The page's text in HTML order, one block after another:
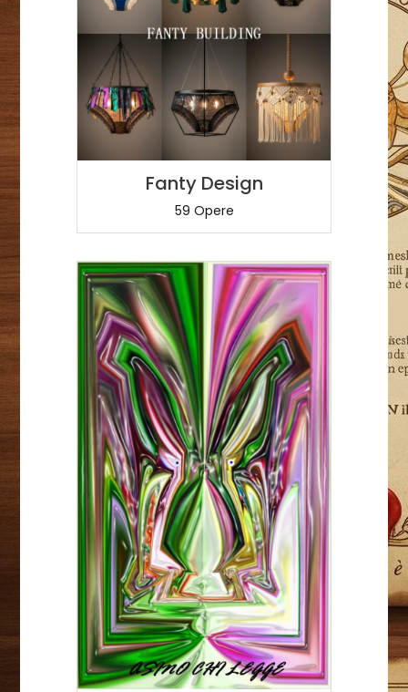
Fanty Design
59 Opere